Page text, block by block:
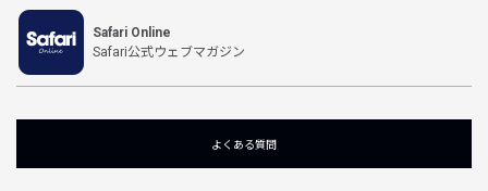
Safari Online
Safari公式ウェブマガジン
よくある質問